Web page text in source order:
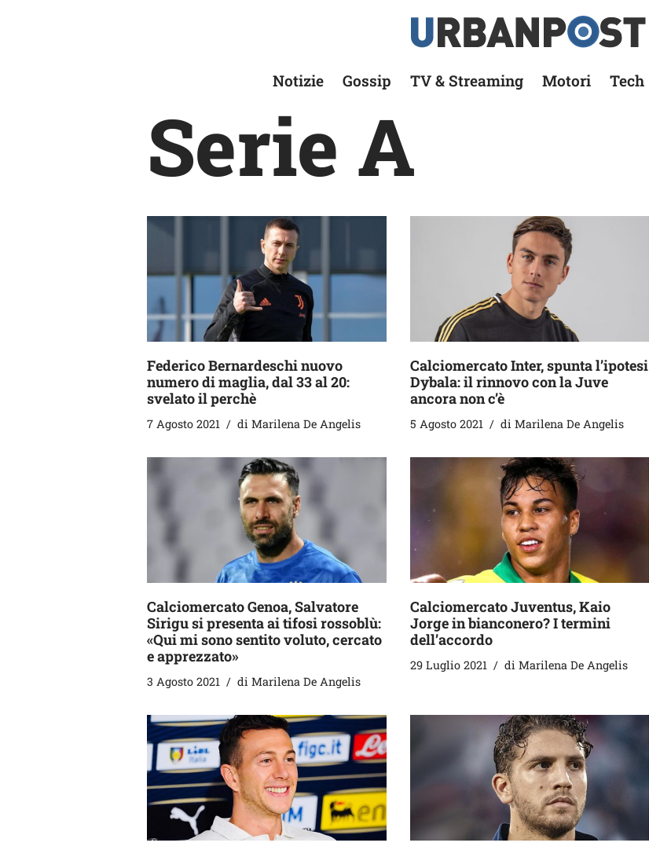
Notizie Gossip TV & Streaming Motori Tech
Serie A
Federico Bernardeschi nuovo
numero di maglia, dal 33 al 20:
svelato il perchè
7 Agosto 2021 di Marilena De Angelis
Calciomercato Inter, spunta l’ipotesi
Dybala: il rinnovo con la Juve
ancora non c’è
5 Agosto 2021 di Marilena De Angelis
Calciomercato Genoa, Salvatore
Sirigu si presenta ai tifosi rossoblù:
«Qui mi sono sentito voluto, cercato
e apprezzato»
3 Agosto 2021 di Marilena De Angelis
Calciomercato Juventus, Kaio
Jorge in bianconero? I termini
dell’accordo
29 Luglio 2021 di Marilena De Angelis